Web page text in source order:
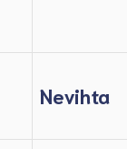
Nevihta